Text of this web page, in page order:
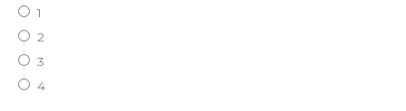
1
2
3
4